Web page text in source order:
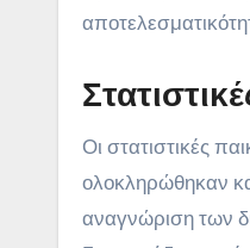
Οι στατιστικές
ολοκληρώθηκαν
αναγνώριση των